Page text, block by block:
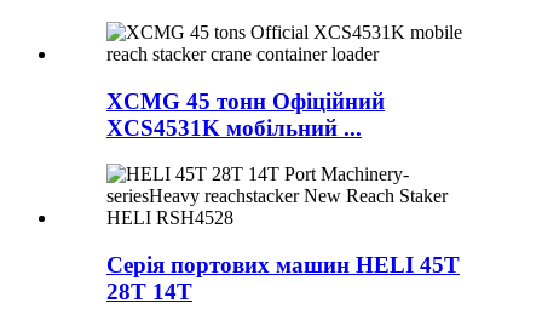
XCMG 45 тонн Офіційний
XCS4531K мобільний ...
Серія портових машин HELI 45T
28T 14T